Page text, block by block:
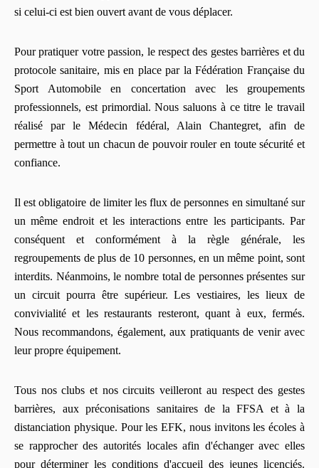
si celui-ci est bien ouvert avant de vous déplacer.
Pour pratiquer votre passion, le respect des gestes barrières et du
protocole sanitaire, mis en place par la Fédération Française du
Sport Automobile en concertation avec les groupements
professionnels, est primordial. Nous saluons à ce titre le travail
réalisé par le Médecin fédéral, Alain Chantegret, afin de
permettre à tout un chacun de pouvoir rouler en toute sécurité et
confiance.
Il est obligatoire de limiter les flux de personnes en simultané sur
un même endroit et les interactions entre les participants. Par
conséquent et conformément à la règle générale, les
regroupements de plus de 10 personnes, en un même point, sont
interdits. Néanmoins, le nombre total de personnes présentes sur
un circuit pourra être supérieur. Les vestiaires, les lieux de
convivialité et les restaurants resteront, quant à eux, fermés.
Nous recommandons, également, aux pratiquants de venir avec
leur propre équipement.
Tous nos clubs et nos circuits veilleront au respect des gestes
barrières, aux préconisations sanitaires de la FFSA et à la
distanciation physique. Pour les EFK, nous invitons les écoles à
se rapprocher des autorités locales afin d'échanger avec elles
pour déterminer les conditions d'accueil des jeunes licenciés.